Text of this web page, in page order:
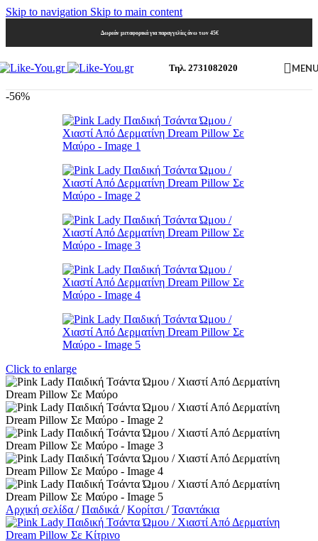
Skip to navigation Skip to main content
Δωρεάν μεταφορικά για παραγγελίες άνω των 45€
Τηλ. 2731082020
-56%
Click to enlarge
Αρχική σελίδα / Παιδικά / Κορίτσι / Τσαντάκια